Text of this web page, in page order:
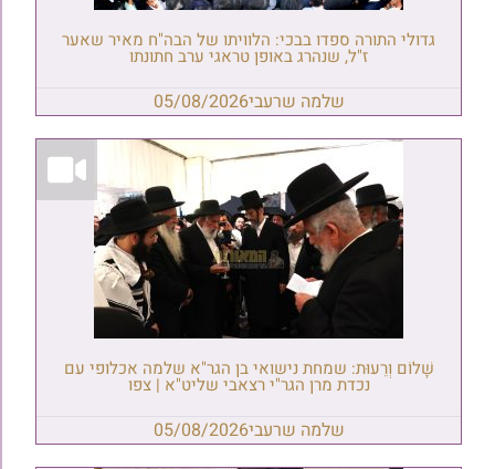
גדולי התורה ספדו בבכי: הלוויתו של הבה"ח מאיר שאער
ז"ל, שנהרג באופן טראגי ערב חתונתו
שלמה שרעבי05/08/2026
שָׁלוֹם וְרֵעוּת: שמחת נישואי בן הגר"א שלמה אכלופי עם
נכדת מרן הגר"י רצאבי שליט"א | צפו
שלמה שרעבי05/08/2026